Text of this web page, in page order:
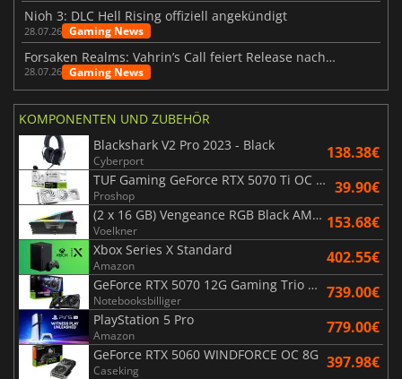
Nioh 3: DLC Hell Rising offiziell angekündigt
28.07.26 Gaming News
Forsaken Realms: Vahrin’s Call feiert Release nach 10 Jahren
28.07.26 Gaming News
KOMPONENTEN UND ZUBEHÖR
Blackshark V2 Pro 2023 - Black
Cyberport 138.38€
TUF Gaming GeForce RTX 5070 Ti OC White Edition 16GB
Proshop 39.90€
(2 x 16 GB) Vengeance RGB Black AMD Expo 6000 MHz - CAS 30
Voelkner 153.68€
Xbox Series X Standard
Amazon 402.55€
GeForce RTX 5070 12G Gaming Trio OC Black
Notebooksbilliger 739.00€
PlayStation 5 Pro
Amazon 779.00€
GeForce RTX 5060 WINDFORCE OC 8G
Caseking 397.98€